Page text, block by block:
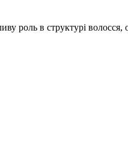
роль в структурі